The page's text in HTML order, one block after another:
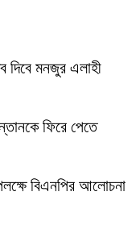
দিবে মনজুর এলাহী
ফিরে পেতে
বিএনপির আলোচনা